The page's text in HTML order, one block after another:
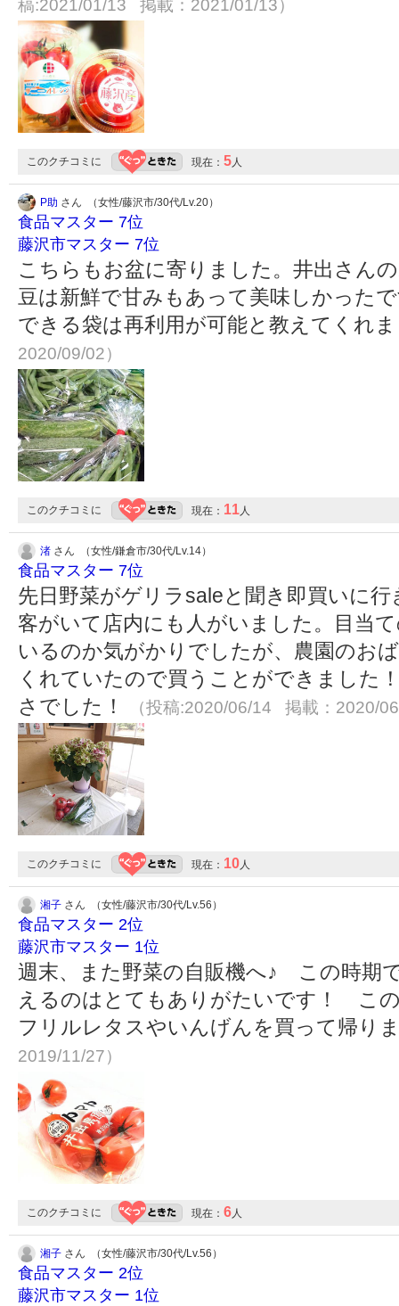
稿:2021/01/13 掲載：2021/01/13）
このクチコミに 現在： 5人
P助 さん （女性/藤沢市/30代/Lv.20）
食品マスター 7位
藤沢市マスター 7位
こちらもお盆に寄りました。井出さん
豆は新鮮で甘みもあって美味しかった
できる袋は再利用が可能と教えてくれ
2020/09/02）
このクチコミに 現在： 11人
渚 さん （女性/鎌倉市/30代/Lv.14）
食品マスター 7位
先日野菜がゲリラsaleと聞き即買いに
客がいて店内にも人がいました。目当
いるのか気がかりでしたが、農園のお
くれていたので買うことができました
さでした！
（投稿:2020/06/14 掲載：2020/
このクチコミに 現在： 10人
湘子 さん （女性/藤沢市/30代/Lv.56）
食品マスター 2位
藤沢市マスター 1位
週末、また野菜の自販機へ♪ この時期
えるのはとてもありがたいです！ こ
フリルレタスやいんげんを買って帰り
2019/11/27）
このクチコミに 現在： 6人
湘子 さん （女性/藤沢市/30代/Lv.56）
食品マスター 2位
藤沢市マスター 1位